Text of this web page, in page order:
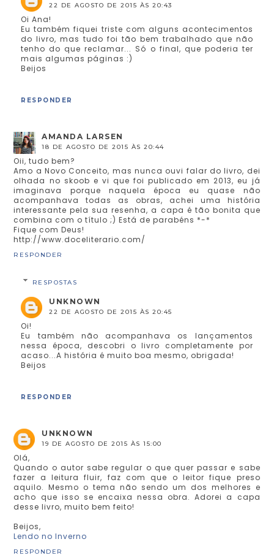
22 DE AGOSTO DE 2015 ÀS 20:43
Oi Ana!
Eu também fiquei triste com alguns acontecimentos
do livro, mas tudo foi tão bem trabalhado que não
tenho do que reclamar... Só o final, que poderia ter
mais algumas páginas :)
Beijos
RESPONDER
AMANDA LARSEN
18 DE AGOSTO DE 2015 ÀS 20:44
Oii, tudo bem?
Amo a Novo Conceito, mas nunca ouvi falar do livro, dei
olhada no skoob e vi que foi publicado em 2013, eu já
imaginava porque naquela época eu quase não
acompanhava todas as obras, achei uma história
interessante pela sua resenha, a capa é tão bonita que
combina com o título ;) Está de parabéns *-*
Fique com Deus!
http://www.doceliterario.com/
RESPONDER
RESPOSTAS
UNKNOWN
22 DE AGOSTO DE 2015 ÀS 20:45
Oi!
Eu também não acompanhava os lançamentos
nessa época, descobri o livro completamente por
acaso...A história é muito boa mesmo, obrigada!
Beijos
RESPONDER
UNKNOWN
19 DE AGOSTO DE 2015 ÀS 15:00
Olá,
Quando o autor sabe regular o que quer passar e sabe
fazer a leitura fluir, faz com que o leitor fique preso
aquilo. Mesmo o tema não sendo um dos melhores e
acho que isso se encaixa nessa obra. Adorei a capa
desse livro, muito bem feito!
Beijos,
Lendo no Inverno
RESPONDER